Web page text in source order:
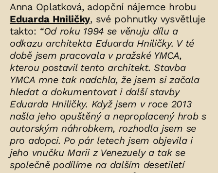
Anna Oplatková, adopční nájemce hrobu
Eduarda Hniličky, své pohnutky vysvětluje
takto: “Od roku 1994 se věnuju dílu a
odkazu architekta Eduarda Hniličky. V té
době jsem pracovala v pražské YMCA,
kterou postavil tento architekt. Stavba
YMCA mne tak nadchla, že jsem si začala
hledat a dokumentovat i další stavby
Eduarda Hniličky. Když jsem v roce 2013
našla jeho opuštěný a neproplacený hrob s
autorským náhrobkem, rozhodla jsem se
pro adopci. Po pár letech jsem objevila i
jeho vnučku Marii z Venezuely a tak se
společně podílíme na dalším desetiletí